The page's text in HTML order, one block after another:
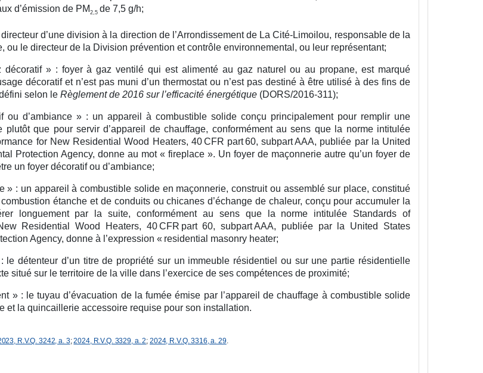
d’émission de PM2,5 de 7,5 g/h;
d’une division à la direction de l’Arrondissement de La Cité-Limoilou, responsable de la
ou le directeur de la Division prévention et contrôle environnemental, ou leur représentant;
décoratif » : foyer à gaz ventilé qui est alimenté au gaz naturel ou au propane, est marqué
décoratif et n’est pas muni d’un thermostat ou n’est pas destiné à être utilisé à des fins de
selon le Règlement de 2016 sur l’efficacité énergétique (DORS/2016-311);
ou d’ambiance » : un appareil à combustible solide conçu principalement pour remplir une
plutôt que pour servir d’appareil de chauffage, conformément au sens que la norme intitulée
for New Residential Wood Heaters, 40 CFR part 60, subpart AAA, publiée par la United
Protection Agency, donne au mot « fireplace ». Un foyer de maçonnerie autre qu’un foyer de
un foyer décoratif ou d’ambiance;
» : un appareil à combustible solide en maçonnerie, construit ou assemblé sur place, constitué
étanche et de conduits ou chicanes d’échange de chaleur, conçu pour accumuler la
longuement par la suite, conformément au sens que la norme intitulée Standards of
Residential Wood Heaters, 40 CFR part 60, subpart AAA, publiée par la United States
Agency, donne à l’expression « residential masonry heater;
le détenteur d’un titre de propriété sur un immeuble résidentiel ou sur une partie résidentielle
situé sur le territoire de la ville dans l’exercice de ses compétences de proximité;
» : le tuyau d’évacuation de la fumée émise par l’appareil de chauffage à combustible solide
et la quincaillerie accessoire requise pour son installation.
R.V.Q. 3242, a. 3;2024, R.V.Q. 3329, a. 2;2024, R.V.Q. 3316, a. 29.